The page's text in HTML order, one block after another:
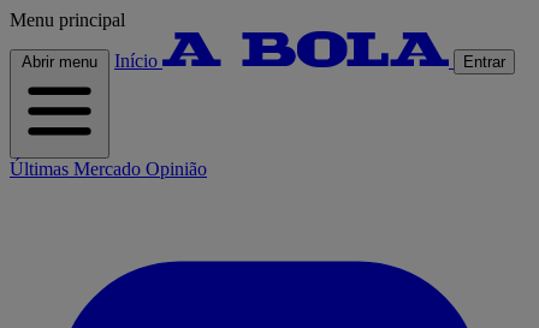
Menu principal
Abrir menu Início Entrar
Últimas Mercado Opinião